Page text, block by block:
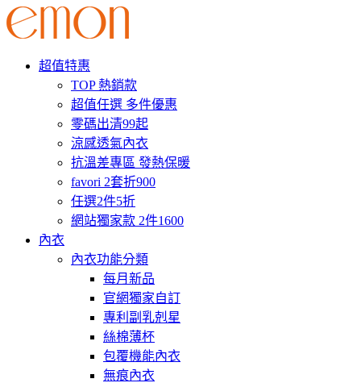
超值特惠
TOP 熱銷款
超值任選 多件優惠
零碼出清99起
涼感透氣內衣
抗溫差專區 發熱保暖
favori 2套折900
任選2件5折
網站獨家款 2件1600
內衣
內衣功能分類
每月新品
官網獨家自訂
專利副乳剋星
絲棉薄杯
包覆機能內衣
無痕內衣